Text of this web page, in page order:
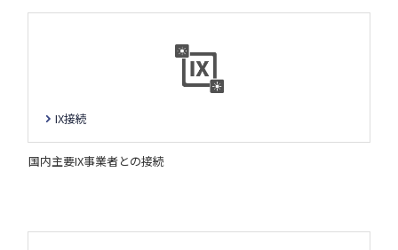
IX接続
国内主要IX事業者との接続